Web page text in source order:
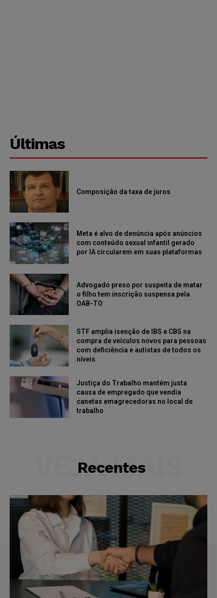
Últimas
Composição da taxa de juros
Meta é alvo de denúncia após anúncios
com conteúdo sexual infantil gerado
por IA circularem em suas plataformas
Advogado preso por suspeita de matar
o filho tem inscrição suspensa pela
OAB-TO
STF amplia isenção de IBS e CBS na
compra de veículos novos para pessoas
com deficiência e autistas de todos os
níveis
Justiça do Trabalho mantém justa
causa de empregado que vendia
canetas emagrecedoras no local de
trabalho
Recentes
VEJA MAIS